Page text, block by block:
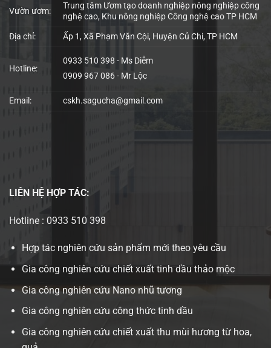
Vườn ươm:
Trung tâm Ươm tạo doanh nghiệp nông nghiệp công
nghệ cao, Khu nông nghiệp Công nghệ cao TP HCM
Địa chỉ: Ấp 1, Xã Phạm Văn Cội, Huyện Củ Chi, TP HCM
Hotline:
0933 510 398 - Ms Diễm
0909 967 086 - Mr Lộc
Email: cskh.sagucha@gmail.com
LIÊN HỆ HỢP TÁC:
Hotline : 0933 510 398
Hợp tác nghiên cứu sản phẩm mới theo yêu cầu
Gia công nghiên cứu chiết xuất tinh dầu thảo mộc
Gia công nghiên cứu Nano nhũ tương
Gia công nghiên cứu công thức tinh dầu
Gia công nghiên cứu chiết xuất thu mùi hương từ hoa,